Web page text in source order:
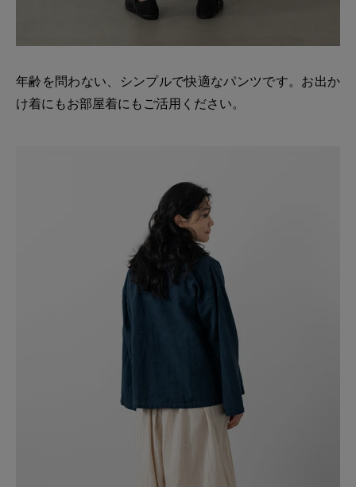
年齢を問わない、シンプルで快適なパンツです。お出か
け着にもお部屋着にもご活用ください。